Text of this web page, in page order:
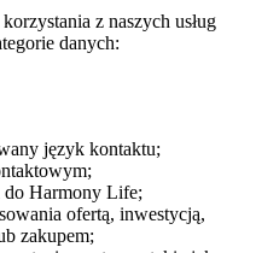
z naszych usług
danych:
język kontaktu;
do Harmony Life;
ofertą, inwestycją,
zakupem;